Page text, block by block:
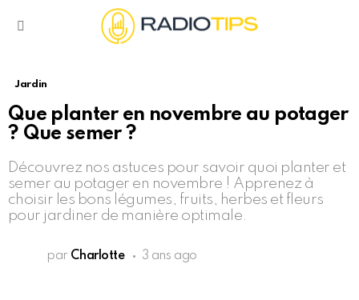
Jardin
Que planter en novembre au potager
? Que semer ?
Découvrez nos astuces pour savoir quoi planter et
semer au potager en novembre ! Apprenez à
choisir les bons légumes, fruits, herbes et fleurs
pour jardiner de manière optimale.
par Charlotte 3 ans ago